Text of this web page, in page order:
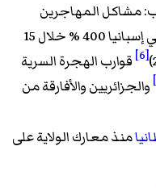
مشاكل المهاجرين
وتضاعف عددهم في إسبانيا 400 % خلال 15
[6]
قوارب الهجرة السرية
والجزائريين والأفارقة من
منذ معارك الولاية على